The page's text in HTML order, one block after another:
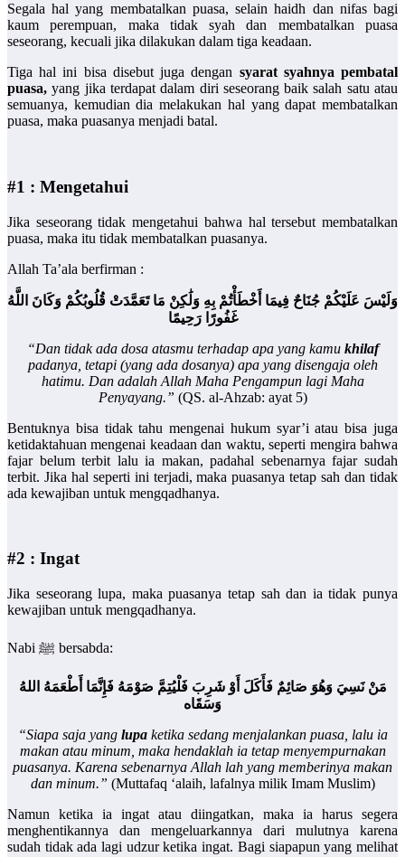
Segala hal yang membatalkan puasa, selain haidh dan nifas bagi
kaum perempuan, maka tidak syah dan membatalkan puasa
seseorang, kecuali jika dilakukan dalam tiga keadaan.
Tiga hal ini bisa disebut juga dengan syarat syahnya pembatal
puasa, yang jika terdapat dalam diri seseorang baik salah satu atau
semuanya, kemudian dia melakukan hal yang dapat membatalkan
puasa, maka puasanya menjadi batal.
#1 : Mengetahui
Jika seseorang tidak mengetahui bahwa hal tersebut membatalkan
puasa, maka itu tidak membatalkan puasanya.
Allah Ta’ala berfirman :
وَلَيْسَ عَلَيْكُمْ جُنَاحٌ فِيمَا أَخْطَأْتُمْ بِهِ وَلَٰكِنْ مَا تَعَمَّدَتْ قُلُوبُكُمْ وَكَانَ اللَّهُ
غَفُورًا رَحِيمًا
“Dan tidak ada dosa atasmu terhadap apa yang kamu khilaf
padanya, tetapi (yang ada dosanya) apa yang disengaja oleh
hatimu. Dan adalah Allah Maha Pengampun lagi Maha
Penyayang.” (QS. al-Ahzab: ayat 5)
Bentuknya bisa tidak tahu mengenai hukum syar’i atau bisa juga
ketidaktahuan mengenai keadaan dan waktu, seperti mengira bahwa
fajar belum terbit lalu ia makan, padahal sebenarnya fajar sudah
terbit. Jika hal seperti ini terjadi, maka puasanya tetap sah dan tidak
ada kewajiban untuk mengqadhanya.
#2 : Ingat
Jika seseorang lupa, maka puasanya tetap sah dan ia tidak punya
kewajiban untuk mengqadhanya.
Nabi ﷺ bersabda:
مَنْ نَسِيَ وَهُوَ صَائِمٌ فَأَكَلَ أَوْ شَرِبَ فَلْيُتِمَّ صَوْمَهُ فَإِنَّمَا أَطْعَمَهُ اللهُ
وَسَقَاه
“Siapa saja yang lupaketika sedang menjalankan puasa, lalu ia
makan atau minum, maka hendaklah ia tetap menyempurnakan
puasanya. Karena sebenarnya Allah lah yang memberinya makan
dan minum.” (Muttafaq ‘alaih, lafalnya milik Imam Muslim)
Namun ketika ia ingat atau diingatkan, maka ia harus segera
menghentikannya dan mengeluarkannya dari mulutnya karena
sudah tidak ada lagi udzur ketika ingat. Bagi siapapun yang melihat